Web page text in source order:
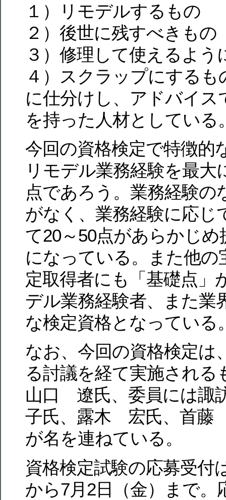
１）リモデルするもの
２）後世に残すべきもの
３）修理して使えるよう
４）スクラップにするも
に仕分けし、アドバイス
を持った人材としている
今回の資格検定で特徴的
リモデル業務経験を最大
点であろう。業務経験の
がなく、業務経験に応じ
て20～50点があらかじ
になっている。また他の
定取得者にも「基礎点」
デル業務経験者、また業
な検定資格となっている
なお、今回の資格検定は
る討議を経て実施される
山口 遼氏、委員には諏
子氏、露木 宏氏、首藤
が名を連ねている。
資格検定試験の応募受付
から7月2日（金）まで。